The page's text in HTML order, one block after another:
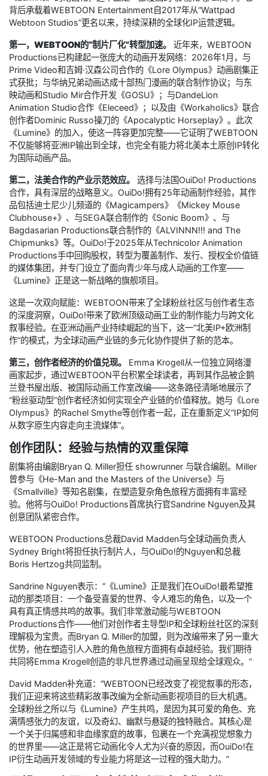
背后承载着WEBTOON Entertainment自2017年从“Wattpad
Webtoon Studios”更名以来，持续深耕的全球化IP运营逻辑。
第一，WEBTOON的“制片厂化”转型加速。
近年来，WEBTOON
Productions已构建起一张庞大的动画开发网络：2026年1月，与
Prime Video和吉姆·汉森公司合作的《Lore Olympus》动画剧集正
式获批；与华纳兄弟动画达成十部热门漫画的联合制作协议；与东
映动画和Studio Mir合作开发《GOSU》；与DandeLion
Animation Studio合作《Eleceed》；以及由《Workaholics》联合
创作者Dominic Russo操刀的《Apocalyptic Horseplay》。此次
《Lumine》的加入，使这一阵容更加完整——它证明了WEBTOON
不仅能够将亚洲IP输出到全球，也完全有能力将北美本土原创IP转化
为国际动画产品。
第二，法美合作的产业示范效应。
选择与法国OuiDo! Productions
合作，具有深层的战略意义。OuiDo!拥有25年动画制作经验，其作
品包括迪士尼少儿频道的《Magicampers》《Mickey Mouse
Clubhouse+》、与SEGA联合制作的《Sonic Boom》、与
Bagdasarian Productions联合制作的《ALVINNN!!! and The
Chipmunks》等。OuiDo!于2025年从Technicolor Animation
Productions手中回购股权，转型为覆盖制作、发行、授权全价值链
的媒体集团，并专门设立了面向青少年与成人动画的工作室——
《Lumine》正是这一新战略的旗舰项目。
这是一次双向赋能：WEBTOON带来了全球粉丝社区与创作者生态
的深度洞察，OuiDo!带来了欧洲顶级动画工业的制作能力与跨文化
叙事经验。在亚洲动画产业持续崛起的当下，这一“北美IP+欧洲制
作”的模式，为全球动画产业链的多元化协作提供了新的范本。
第三，创作者经济的价值兑现。
Emma Krogell从一位独立网络漫
画家起步，通过WEBTOON平台积累全球读者，再到其作品被企鹅
兰登书屋出版、被国际动画工作室改编——这条路径清晰地展示了
“粉丝驱动型”创作者经济如何实现全产业链的价值释放。她与《Lore
Olympus》的Rachel Smythe等创作者一起，正在重新定义“IP如何
从数字原生内容走向主流媒体”。
创作团队：经验与热情的双重保障
剧集将由编剧Bryan Q. Miller担任 showrunner 与联合编剧。Miller
曾参与《He-Man and the Masters of the Universe》与
《Smallville》等知名剧集，在塑造复杂角色旅程方面拥有丰富经
验。他将与OuiDo! Productions首席执行官Sandrine Nguyen及其
创意团队紧密合作。
WEBTOON Productions总裁David Madden与全球动画负责人
Sydney Bright将担任执行制片人，与OuiDo!的Nguyen和总裁
Boris Hertzog共同监制。
Sandrine Nguyen表示：“《Lumine》正是我们在OuiDo!最希望推
动的那类项目：一个备受喜爱的世界、令人难忘的角色，以及一个
具有真正情感共鸣的故事。我们非常激动能与WEBTOON
Productions合作——他们对创作者主导型IP和全球粉丝社区的深刻
理解极为宝贵。而Bryan Q. Miller的加盟，则为改编带来了另一重大
优势，他在塑造引人入胜的角色旅程方面拥有卓越经验。我们期待
共同将Emma Krogell创造的非凡世界通过动画呈现给全球观众。”
David Madden补充道：“WEBTOON已经改变了视觉叙事的形态，
我们正迎来将这些精彩故事改编为全新动画影视项目的巨大机遇。
全球粉丝之所以与《Lumine》产生共鸣，是因为其可爱的角色、充
满情感张力的友谊，以及奇幻、幽默与悬疑的独特融合。其核心是
一个关于归属感和非血缘家庭的故事，包裹在一个充满视觉想象力
的世界里——这正是将它动画化令人尤为兴奋的原因，而OuiDo!在
IP衍生动画开发领域的专业能力将是这一过程的强大助力。”